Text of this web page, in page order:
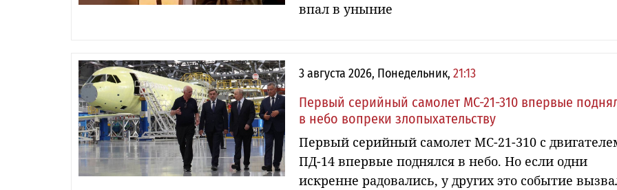
впал в уныние
3 августа 2026, Понедельник, 21:13
Первый серийный самолет МС-21-310 впервые
в небо вопреки злопыхательству
Первый серийный самолет МС-21-310 с
ПД-14 впервые поднялся в небо. Но если одни
искренне радовались, у других это событие